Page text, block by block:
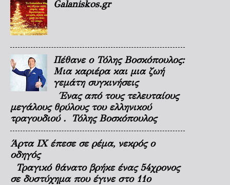
Galaniskos.gr
Πέθανε ο Τόλης Βοσκόπουλος:
Μια καριέρα και μια ζωή
γεμάτη συγκινήσεις
Ένας από τους τελευταίους
μεγάλους θρύλους του ελληνικού
τραγουδιού . Τόλης Βοσκόπουλος
Άρτα ΙΧ έπεσε σε ρέμα, νεκρός ο
οδηγός
Τραγικό θάνατο βρήκε ένας 54χρονος
σε δυστύχημα που έγινε στο 11ο